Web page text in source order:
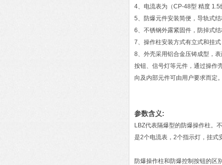
4、电流表为（CP-48型 精度
5、防爆元件安装简便，导轨式
6、不锈钢外露紧固件，防掉式
7、操作柱安装方式有立式和挂式
8、外壳采用铝合金压铸成型，
按钮、信号灯等元件，通过操作
向及内部元件可由用户要求而定
参数含义:
LBZ代表隔爆型的防爆操作柱。
是2个电流表，2个指示灯，挂式
防爆操作柱和防爆控制按钮的区